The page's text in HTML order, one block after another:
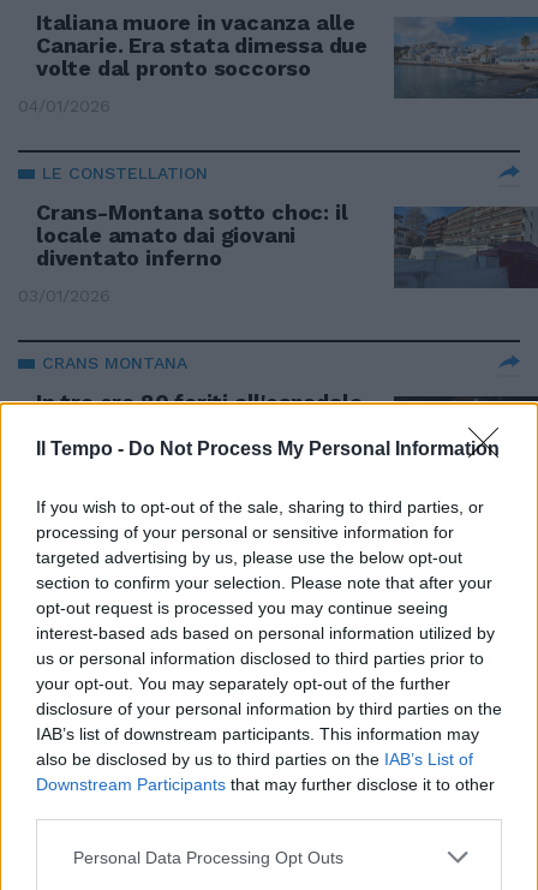
Il Tempo - Do Not Process My Personal Information
If you wish to opt-out of the sale, sharing to third parties, or
processing of your personal or sensitive information for
targeted advertising by us, please use the below opt-out
section to confirm your selection. Please note that after your
opt-out request is processed you may continue seeing
interest-based ads based on personal information utilized by
us or personal information disclosed to third parties prior to
your opt-out. You may separately opt-out of the further
disclosure of your personal information by third parties on the
IAB’s list of downstream participants. This information may
also be disclosed by us to third parties on the IAB’s List of
Downstream Participants that may further disclose it to other
Personal Data Processing Opt Outs
Italiana muore in vacanza alle
Canarie. Era stata dimessa due
volte dal pronto soccorso
04/01/2026
LE CONSTELLATION
Crans-Montana sotto choc: il
locale amato dai giovani
diventato inferno
03/01/2026
CRANS MONTANA
In tre ore 80 feriti all'ospedale
condizioni disperate"
STRAGE DI CAPODANNO
Tajani a Crans Montana: "I feriti
non identificati ora sono tre, ma
sei italiani sono ancora dispersi"
02/01/2026
STRAGE DI CAPODANNO
Crans Montana, Sima: "Vietare
Ecco tutte le stragi del passato
02/01/2026